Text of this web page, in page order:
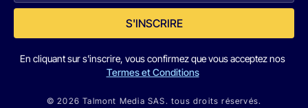
S'INSCRIRE
En cliquant sur s'inscrire, vous confirmez que vous acceptez nos
Termes et Conditions
© 2026 Talmont Media SAS. tous droits réservés.